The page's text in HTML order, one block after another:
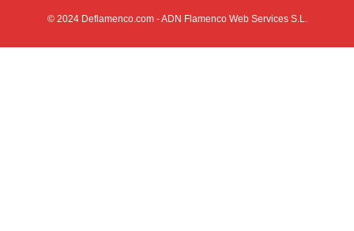
© 2024 Deflamenco.com- ADN Flamenco Web Services S.L.